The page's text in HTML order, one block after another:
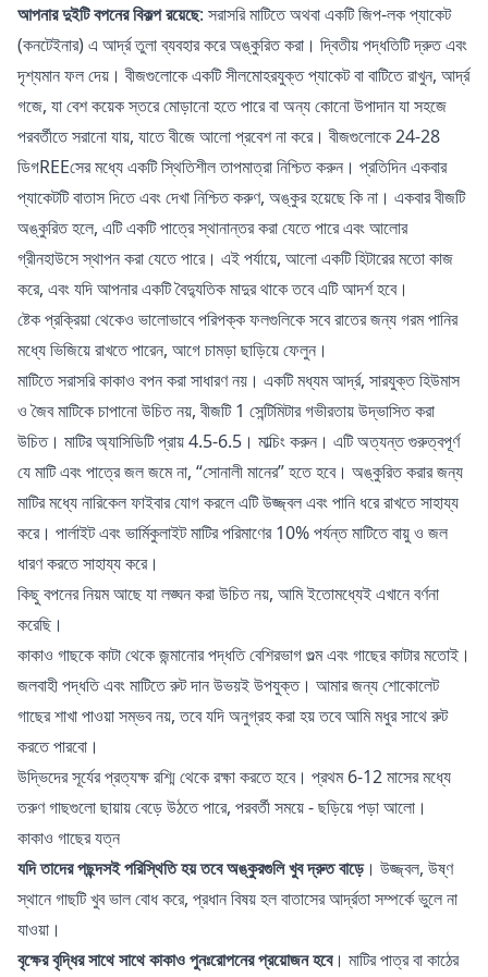
আপনার দুইটি বপনের বিকল্প রয়েছে: সরাসরি মাটিতে অথবা একটি জিপ-লক প্যাকেট
(কনটেইনার) এ আর্দ্র তুলা ব্যবহার করে অঙ্কুরিত করা। দ্বিতীয় পদ্ধতিটি দ্রুত এবং
দৃশ্যমান ফল দেয়। বীজগুলোকে একটি সীলমোহরযুক্ত প্যাকেট বা বাটিতে রাখুন, আর্দ্র
গজে, যা বেশ কয়েক স্তরে মোড়ানো হতে পারে বা অন্য কোনো উপাদান যা সহজে
পরবর্তীতে সরানো যায়, যাতে বীজে আলো প্রবেশ না করে। বীজগুলোকে 24-28
ডিগREEসের মধ্যে একটি স্থিতিশীল তাপমাত্রা নিশ্চিত করুন। প্রতিদিন একবার
প্যাকেটটি বাতাস দিতে এবং দেখা নিশ্চিত করুণ, অঙ্কুর হয়েছে কি না। একবার বীজটি
অঙ্কুরিত হলে, এটি একটি পাত্রে স্থানান্তর করা যেতে পারে এবং আলোর
গ্রীনহাউসে স্থাপন করা যেতে পারে। এই পর্যায়ে, আলো একটি হিটারের মতো কাজ
করে, এবং যদি আপনার একটি বৈদ্যুতিক মাদুর থাকে তবে এটি আদর্শ হবে।
ষ্টেক প্রক্রিয়া থেকেও ভালোভাবে পরিপক্ক ফলগুলিকে সবে রাতের জন্য গরম পানির
মধ্যে ভিজিয়ে রাখতে পারেন, আগে চামড়া ছাড়িয়ে ফেলুন।
মাটিতে সরাসরি কাকাও বপন করা সাধারণ নয়। একটি মধ্যম আর্দ্র, সারযুক্ত হিউমাস
ও জৈব মাটিকে চাপানো উচিত নয়, বীজটি 1 সেন্টিমিটার গভীরতায় উদ্ভাসিত করা
উচিত। মাটির অ্যাসিডিটি প্রায় 4.5-6.5। মাল্চিং করুন। এটি অত্যন্ত গুরুত্বপূর্ণ
যে মাটি এবং পাত্রে জল জমে না, “সোনালী মানের” হতে হবে। অঙ্কুরিত করার জন্য
মাটির মধ্যে নারিকেল ফাইবার যোগ করলে এটি উজ্জ্বল এবং পানি ধরে রাখতে সাহায্য
করে। পার্লাইট এবং ভার্মিকুলাইটমাটির পরিমাণের 10% পর্যন্ত মাটিতে বায়ু ও জল
ধারণ করতে সাহায্য করে।
কিছু বপনের নিয়ম আছে যা লঙ্ঘন করা উচিত নয়, আমি ইতোমধ্যেইএখানেবর্ণনা
করেছি।
কাকাও গাছকে কাটা থেকে জন্মানোর পদ্ধতি বেশিরভাগ গুল্ম এবং গাছের কাটার মতোই।
জলবাহী পদ্ধতি এবং মাটিতে রুট দান উভয়ই উপযুক্ত। আমার জন্য শোকোলেট
গাছের শাখা পাওয়া সম্ভব নয়, তবে যদি অনুগ্রহ করা হয় তবে আমি মধুর সাথে রুট
করতে পারবো।
উদ্ভিদের সূর্যের প্রত্যক্ষ রশ্মি থেকে রক্ষা করতে হবে। প্রথম 6-12 মাসের মধ্যে
তরুণ গাছগুলো ছায়ায় বেড়ে উঠতে পারে, পরবর্তী সময়ে - ছড়িয়ে পড়া আলো।
কাকাও গাছের যত্ন
যদি তাদের পছন্দসই পরিস্থিতি হয় তবে অঙ্কুরগুলি খুব দ্রুত বাড়ে। উজ্জ্বল, উষ্ণ
স্থানে গাছটি খুব ভাল বোধ করে, প্রধান বিষয় হল বাতাসের আর্দ্রতা সম্পর্কে ভুলে না
যাওয়া।
বৃক্ষের বৃদ্ধির সাথে সাথে কাকাও পুনঃরোপনের প্রয়োজন হবে। মাটির পাত্র বা কাঠের